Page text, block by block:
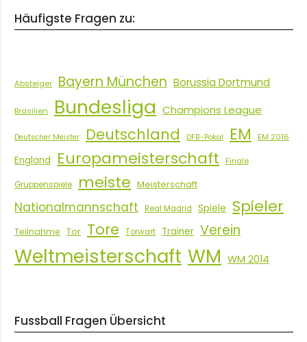
Häufigste Fragen zu:
Absteiger Bayern München Borussia Dortmund
Brasilien Bundesliga Champions League
Deutscher Meister Deutschland DFB-Pokal EM EM 2016
England Europameisterschaft Finale
Gruppenspiele meiste Meisterschaft
Nationalmannschaft Real Madrid Spiele Spieler
Teilnahme Tor Tore Torwart Trainer Verein
Weltmeisterschaft WM WM 2014
Fussball Fragen Übersicht